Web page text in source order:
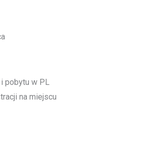
pobytu w PL
na miejscu